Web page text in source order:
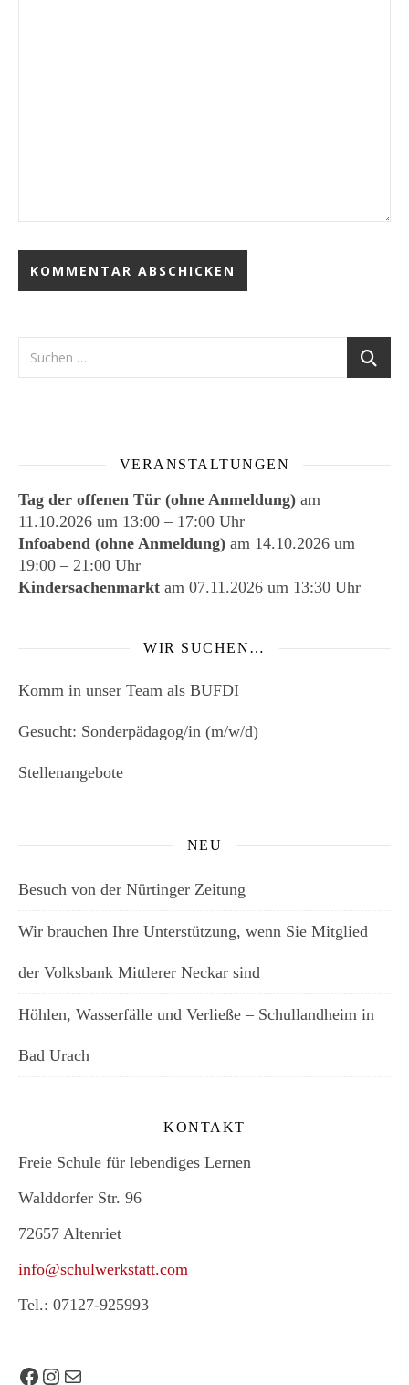
VERANSTALTUNGEN
Tag der offenen Tür (ohne Anmeldung) am
11.10.2026 um 13:00 – 17:00 Uhr
Infoabend (ohne Anmeldung) am 14.10.2026 um
19:00 – 21:00 Uhr
Kindersachenmarkt am 07.11.2026 um 13:30 Uhr
WIR SUCHEN…
Komm in unser Team als BUFDI
Gesucht: Sonderpädagog/in (m/w/d)
Stellenangebote
NEU
Besuch von der Nürtinger Zeitung
Wir brauchen Ihre Unterstützung, wenn Sie Mitglied
der Volksbank Mittlerer Neckar sind
Höhlen, Wasserfälle und Verließe – Schullandheim in
Bad Urach
KONTAKT
Freie Schule für lebendiges Lernen
Walddorfer Str. 96
72657 Altenriet
info@schulwerkstatt.com
Tel.: 07127-925993
Facebook
Instagram
E-Mail